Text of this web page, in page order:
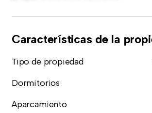
Características de la
Tipo de propiedad
Dormitorios
Aparcamiento